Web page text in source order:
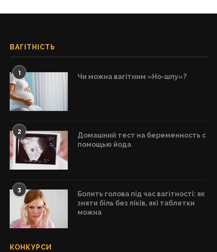
ВАГІТНІСТЬ
1 Чи можна вагітним «Но-шпу»?
2
Домашний тест на беременность с
помощью йода
3
Болить голова під час вагітності: як
зняти біль без ліків, які таблетки
можна
КОНКУРСИ